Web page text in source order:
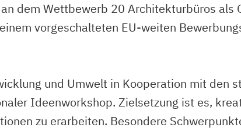
dem Wettbewerb 20 Architekturbüros als
vorgeschalteten EU-weiten
und Umwelt in Kooperation mit den
Ideenworkshop. Zielsetzung ist es,
zu erarbeiten. Besondere